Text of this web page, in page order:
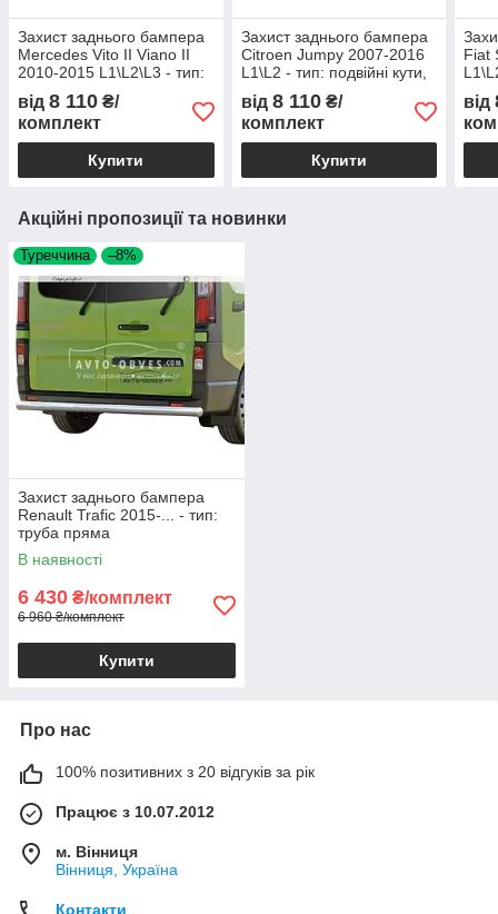
Захист заднього бампера
Mercedes Vito II Viano II
2010-2015 L1\L2\L3 - тип:
коротка Ø:60х1.6мм
від 8 110 ₴/
комплект
Купити
Захист заднього бампера
Citroen Jumpy 2007-2016
L1\L2 - тип: подвійні кути,
від 8 110₴/
комплект
Купити
Fiat
від
Акційні пропозиції та новинки
Туреччина –8%
Захист заднього бампера
Renault Trafic 2015-... - тип:
труба пряма
В наявності
6 430 ₴/комплект
6 960 ₴/комплект
Купити
Про нас
100% позитивних з 20 відгуків за рік
Працює з 10.07.2012
м. Вінниця
Вінниця, Україна
Контакти